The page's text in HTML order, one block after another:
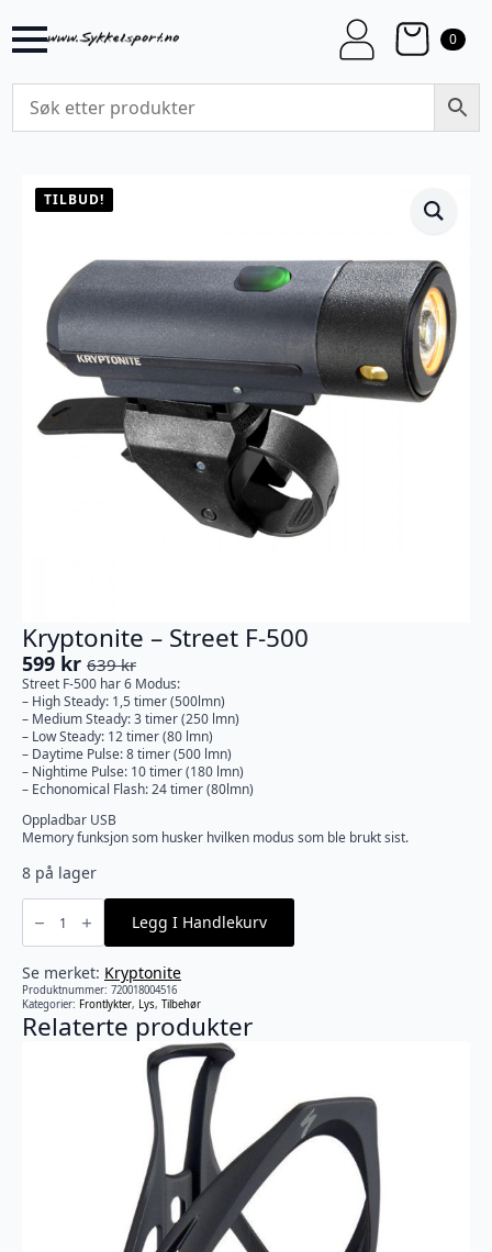
0
TILBUD!
Kryptonite – Street F-500
639kr
Opprinnelig
pris
var:
639 kr.
599 kr
Nåværende
pris
er:
599 kr.
Street F-500 har 6 Modus:
– High Steady: 1,5 timer (500lmn)
– Medium Steady: 3 timer (250 lmn)
– Low Steady: 12 timer (80 lmn)
– Daytime Pulse: 8 timer (500 lmn)
– Nightime Pulse: 10 timer (180 lmn)
– Echonomical Flash: 24 timer (80lmn)
Oppladbar USB
Memory funksjon som husker hvilken modus som ble brukt sist.
8 på lager
Kryptonite
Street
F-
antall
Legg I Handlekurv
Se merket: Kryptonite
Produktnummer: 720018004516
Kategorier: Frontlykter, Lys, Tilbehør
Relaterte produkter